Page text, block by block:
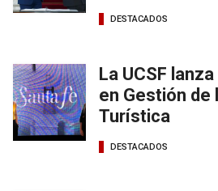
DESTACADOS
La UCSF
en Gestión de
Turística
DESTACADOS